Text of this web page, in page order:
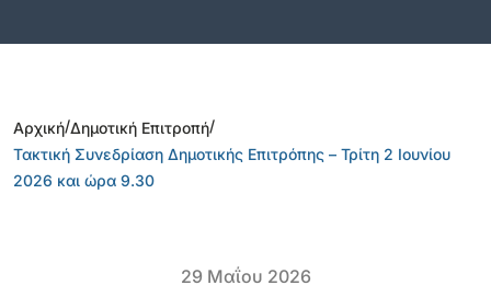
Αρχική/Δημοτική Επιτροπή/
Τακτική Συνεδρίαση Δημοτικής Επιτρόπης – Τρίτη 2 Ιουνίου
2026 και ώρα 9.30
29 Μαΐου 2026